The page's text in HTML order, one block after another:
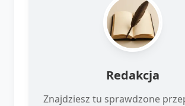
Redakcja
Znajdziesz tu sprawdzone